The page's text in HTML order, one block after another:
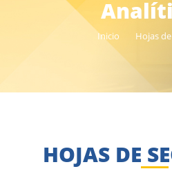
Inicio Hojas
HOJAS DE